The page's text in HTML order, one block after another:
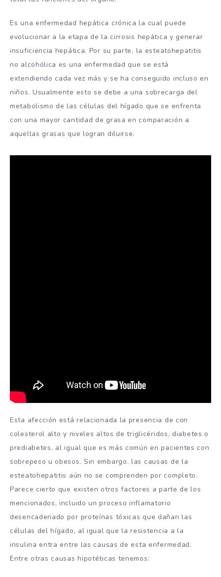
Es una enfermedad hepática crónica la cual puede
evolucionar a la etapa de la cirrosis hepática y generar
insuficiencia hepática. Por su parte, la esteatohepatitis
no alcohólica es una enfermedad que se está
extendiendo cada vez más y se ha conseguido incluso en
niños. Usualmente esto se debe a una sobrecarga del
metabolismo de las células del hígado que se enfrenta
con una mayor cantidad de grasa en comparación a
aquellas grasas que logran diluirse.
Esta afección está relacionada la presencia de con
colesterol alto y niveles altos de triglicéridos, diabetes o
prediabetes, al igual que es más común en pacientes con
sobrepeso u obesos. Sin embargo, las causas de la
esteatohepatitis aún no se comprenden por completo.
Parece cierto que existen otros factores a parte de los
mencionados, incluido un proceso inflamatorio
desencadenado por proteínas tóxicas que dañan las
células del hígado, al igual que la resistencia a la
insulina entra entre las causas de esta enfermedad.
Entre otras causas hipotéticas tenemos: